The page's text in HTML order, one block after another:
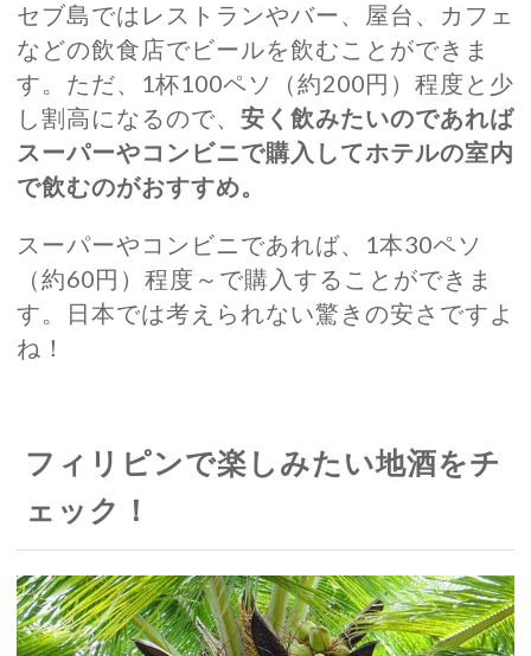
セブ島ではレストランやバー、屋台、カフェ
などの飲食店でビールを飲むことができま
す。ただ、1杯100ペソ（約200円）程度と少
し割高になるので、 安く飲みたいのであれば
スーパーやコンビニで購入してホテルの室内
で飲むのがおすすめ。
スーパーやコンビニであれば、1本30ペソ
（約60円）程度～で購入することができま
す。日本では考えられない驚きの安さですよ
ね！
フィリピンで楽しみたい地酒をチ
ェック！